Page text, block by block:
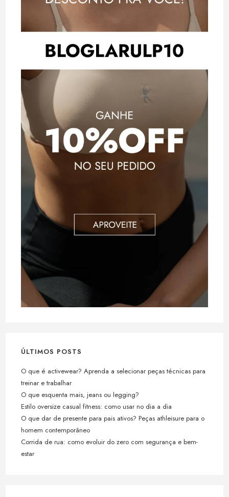
ÚLTIMOS POSTS
O que é activewear? Aprenda a selecionar peças técnicas para
treinar e trabalhar
O que esquenta mais, jeans ou legging?
Estilo oversize casual fitness: como usar no dia a dia
O que dar de presente para pais ativos? Peças athleisure para o
homem contemporâneo
Corrida de rua: como evoluir do zero com segurança e bem-
estar